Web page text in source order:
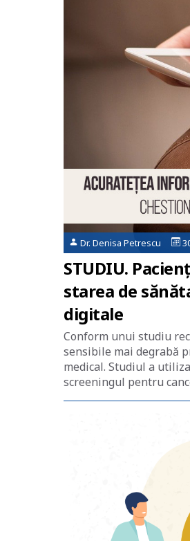
Dr. Denisa Petrescu
STUDIU.
starea de
digitale
Conform unui studiu
sensibile mai degrabă
medical. Studiul a
screeningul pentru